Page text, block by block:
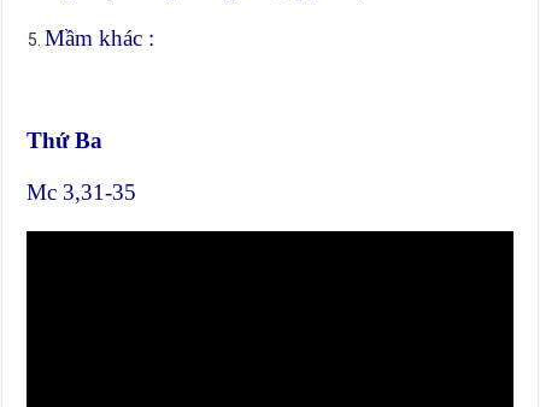
Mầm khác :
Thứ Ba
Mc 3,31-35